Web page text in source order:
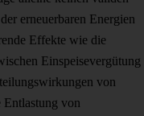
erneuerbaren Energien
Effekte wie die
Einspeisevergütung
von
Entlastung von